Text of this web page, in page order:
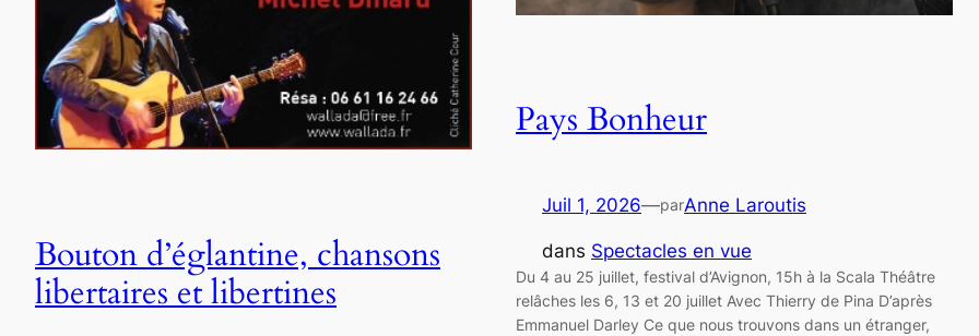
Bouton d’églantine, chansons
libertaires et libertines
Pays Bonheur
Juil 1, 2026—parAnne Laroutis
dans Spectacles en vue
Du 4 au 25 juillet, festival d’Avignon, 15h à la Scala Théâtre
relâches les 6, 13 et 20 juillet Avec Thierry de Pina D’après
Emmanuel Darley Ce que nous trouvons dans un étranger,